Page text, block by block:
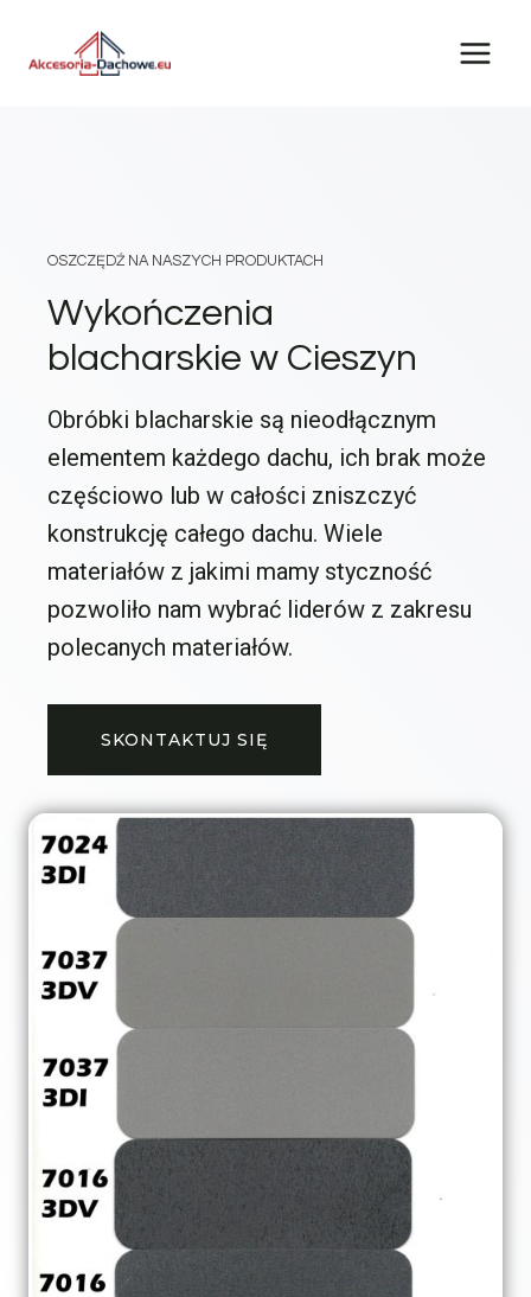
OSZCZĘDŹ NA NASZYCH PRODUKTACH
Wykończenia
blacharskie w Cieszyn
Obróbki blacharskie są nieodłącznym
elementem każdego dachu, ich brak może
częściowo lub w całości zniszczyć
konstrukcję całego dachu. Wiele
materiałów z jakimi mamy styczność
pozwoliło nam wybrać liderów z zakresu
polecanych materiałów.
SKONTAKTUJ SIĘ